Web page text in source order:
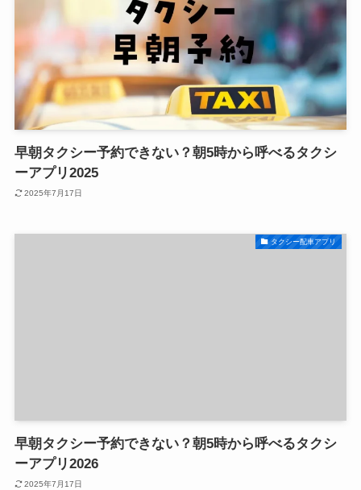
早朝タクシー予約できない？朝5時から呼べるタクシ
ーアプリ2025
2025年7月17日
タクシー配車アプリ
早朝タクシー予約できない？朝5時から呼べるタクシ
ーアプリ2026
2025年7月17日